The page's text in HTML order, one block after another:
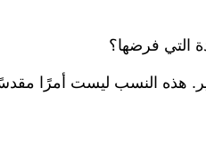
التي فرضها؟
هذه النسب ليست أمرًا